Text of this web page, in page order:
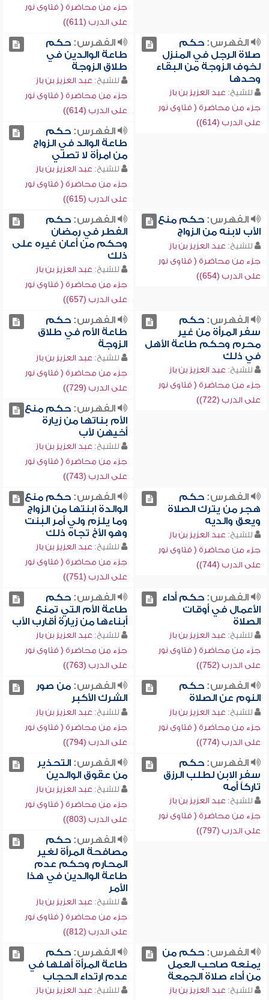
جزء من محاضرة ( فتاوى نور
على الدرب (611))
الفهرس:حكم
صلاة الرجل في المنزل
لخوف الزوجة من البقاء
وحدها
للشيخ: عبد العزيز بن باز
جزء من محاضرة ( فتاوى نور
على الدرب (614))
الفهرس:حكم
طاعة الوالدين في
طلاق الزوجة
للشيخ: عبد العزيز بن باز
جزء من محاضرة ( فتاوى نور
على الدرب (614))
الفهرس:حكم
طاعة الوالد في الزواج
من امرأة لا تصلي
للشيخ: عبد العزيز بن باز
جزء من محاضرة ( فتاوى نور
على الدرب (615))
الفهرس:حكم منع
الأب لابنه من الزواج
للشيخ: عبد العزيز بن باز
جزء من محاضرة ( فتاوى نور
على الدرب (654))
الفهرس:حكم
الفطر في رمضان
وحكم من أعان غيره على
ذلك
للشيخ: عبد العزيز بن باز
جزء من محاضرة ( فتاوى نور
على الدرب (657))
الفهرس:حكم
سفر المرأة من غير
محرم وحكم طاعة الأهل
في ذلك
للشيخ: عبد العزيز بن باز
جزء من محاضرة ( فتاوى نور
على الدرب (722))
الفهرس:حكم
طاعة الأم في طلاق
الزوجة
للشيخ: عبد العزيز بن باز
جزء من محاضرة ( فتاوى نور
على الدرب (729))
الفهرس:حكم منع
الأم بناتها من زيارة
أخيهن لأب
للشيخ: عبد العزيز بن باز
جزء من محاضرة ( فتاوى نور
على الدرب (743))
الفهرس:حكم
هجر من يترك الصلاة
ويعق والديه
للشيخ: عبد العزيز بن باز
جزء من محاضرة ( فتاوى نور
على الدرب (744))
الفهرس:حكم منع
الوالدة ابنتها من الزواج
وما يلزم ولي أمر البنت
وهو الأخ تجاه ذلك
للشيخ: عبد العزيز بن باز
جزء من محاضرة ( فتاوى نور
على الدرب (751))
الفهرس:حكم أداء
الأعمال في أوقات
الصلاة
للشيخ: عبد العزيز بن باز
جزء من محاضرة ( فتاوى نور
على الدرب (752))
الفهرس:حكم
طاعة الأم التي تمنع
أبناءها من زيارة أقارب الأب
للشيخ: عبد العزيز بن باز
جزء من محاضرة ( فتاوى نور
على الدرب (763))
الفهرس:حكم
النوم عن الصلاة
للشيخ: عبد العزيز بن باز
جزء من محاضرة ( فتاوى نور
على الدرب (774))
الفهرس:من صور
الشرك الأكبر
للشيخ: عبد العزيز بن باز
جزء من محاضرة ( فتاوى نور
على الدرب (794))
الفهرس:حكم
سفر الابن لطلب الرزق
تاركاً أمه
للشيخ: عبد العزيز بن باز
جزء من محاضرة ( فتاوى نور
على الدرب (797))
الفهرس:التحذير
من عقوق الوالدين
للشيخ: عبد العزيز بن باز
جزء من محاضرة ( فتاوى نور
على الدرب (803))
الفهرس:حكم
مصافحة المرأة لغير
المحارم وحكم عدم
طاعة الوالدين في هذا
الأمر
للشيخ: عبد العزيز بن باز
جزء من محاضرة ( فتاوى نور
على الدرب (812))
الفهرس:حكم من
يمنعه صاحب العمل
من أداء صلاة الجمعة
للشيخ: عبد العزيز بن باز
الفهرس:حكم
طاعة المرأة أهلها في
عدم ارتداء الحجاب
للشيخ: عبد العزيز بن باز